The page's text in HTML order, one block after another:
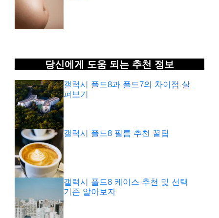
당신에게 도움 되는 추천 정보
갤럭시 폴드8과 폴드7의 차이점 살
펴보기
갤럭시 폴드8 필름 추천 꿀팁
갤럭시 폴드8 케이스 추천 및 선택
기준 알아보자